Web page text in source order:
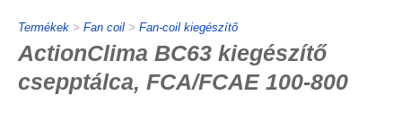
Termékek > Fan coil > Fan-coil kiegészítő
ActionClima BC63 kiegészítő
csepptálca, FCA/FCAE 100-800